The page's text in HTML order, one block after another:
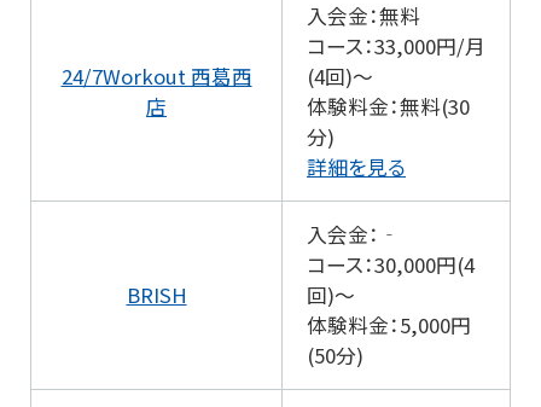
24/7Workout 西葛西
店
入会金：無料
コース：33,000円/月
(4回)～
体験料金：無料(30
分)
詳細を見る
BRISH
入会金：‐
コース：30,000円(4
回)～
体験料金：5,000円
(50分)